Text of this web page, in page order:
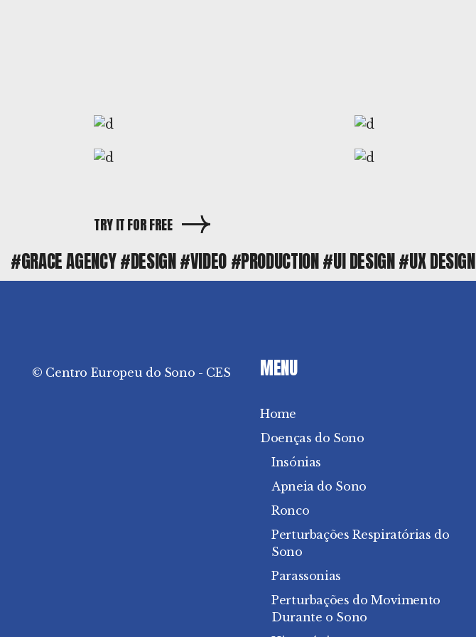
TRY IT FOR FREE
#GRACE AGENCY#DESIGN#VIDEO#PRODUCTION#UI DESIGN#UX DESIGN
© Centro Europeu do Sono - CES MENU
Home
Doenças do Sono
Insónias
Apneia do Sono
Ronco
Perturbações Respiratórias do
Sono
Parassonias
Perturbações do Movimento
Durante o Sono